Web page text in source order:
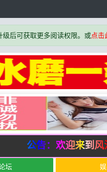
后可获取更多阅读权限。或点击
公告：欢迎来到风江
坛